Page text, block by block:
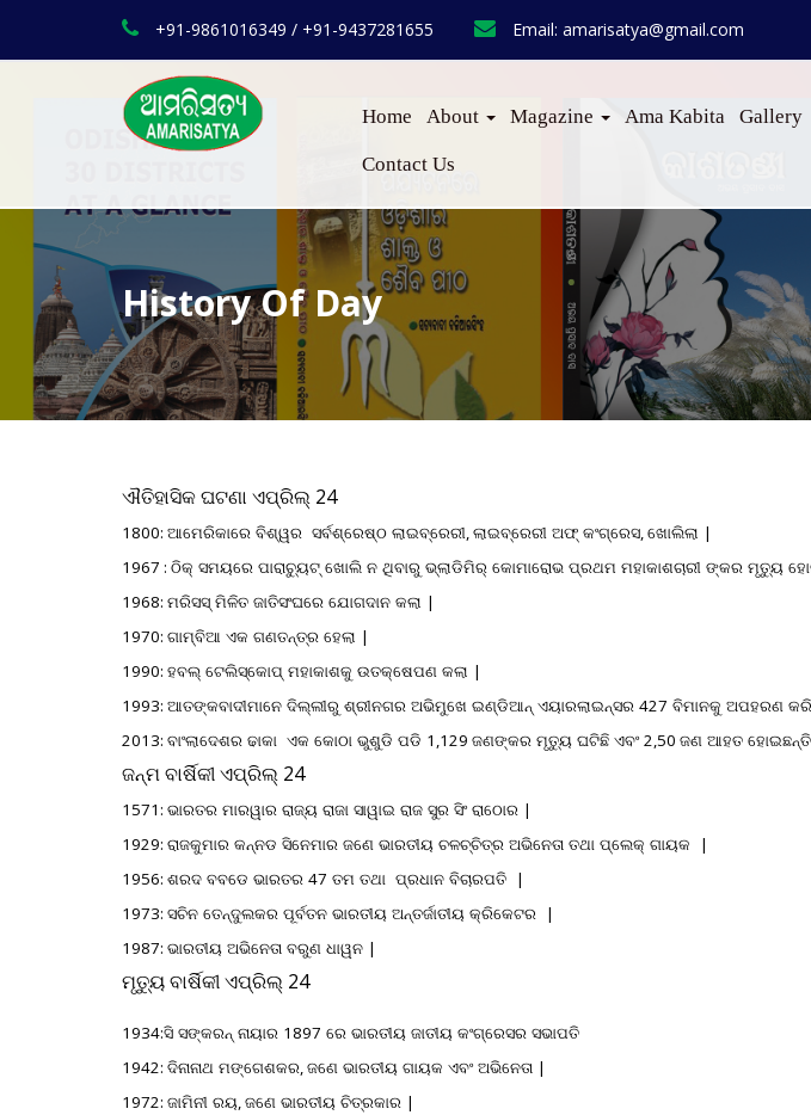
+91-9861016349 / +91-9437281655 Email: amarisatya@gmail.com
Home About Magazine Ama Kabita Gallery
Contact Us
History Of Day
ଐତିହାସିକଘଟଣା ଏପ୍ରିଲ୍ 24
1800: ଆମେରିକାରେ ବିଶ୍ୱର ସର୍ବଶ୍ରେଷ୍ଠ ଲାଇବ୍ରେରୀ,ଲାଇବ୍ରେରୀ ଅଫ୍ କଂଗ୍ରେସ,ଖୋଲିଲା |
1967 : ଠିକ୍ ସମୟରେ ପାରାଚ୍ୟୁଟ୍ ଖୋଲି ନ ଥିବାରୁ ଭ୍ଲାଡିମିର୍ କୋମାରୋଭ ପ୍ରଥମ ମହାକାଶଚାରୀ ଙ୍କର ମୃତ୍ୟୁ
1968: ମରିସସ୍ ମିଳିତ ଜାତିସଂଘରେ ଯୋଗଦାନ କଲା |
1970: ଗାମ୍ବିଆ ଏକ ଗଣତନ୍ତ୍ର ହେଲା |
1990: ହବଲ୍ ଟେଲିସ୍କୋପ୍ ମହାକାଶକୁ ଉତକ୍ଷେପଣ କଲା |
1993: ଆତଙ୍କବାଦୀମାନେ ଦିଲ୍ଲୀରୁ ଶ୍ରୀନଗର ଅଭିମୁଖେ ଇଣ୍ଡିଆନ୍ ଏୟାରଲାଇନ୍ସର 427 ବିମାନକୁ ଅପହରଣ
2013: ବାଂଲାଦେଶର ଢାକା ଏକ କୋଠା ଭୁଶୁଡି ପଡି 1,129 ଜଣଙ୍କର ମୃତ୍ୟୁ ଘଟିଛି ଏବଂ 2,50 ଜଣ ଆହତ ହୋଇଛନ୍ତି
ଜନ୍ମବାର୍ଷିକୀଏପ୍ରିଲ୍ 24
1571: ଭାରତର ମାରୱାର ରାଜ୍ୟ ରାଜା ସାୱାଇ ରାଜ ସୁର ସିଂ ରାଠୋର |
1929: ରାଜକୁମାର କନ୍ନଡ ସିନେମାର ଜଣେ ଭାରତୀୟ ଚଳଚ୍ଚିତ୍ର ଅଭିନେତା ତଥା ପ୍ଲେକ୍ ଗାୟକ
|
1956: ଶରଦ ବବଡେ ଭାରତର 47 ତମ ତଥା ପ୍ରଧାନ ବିଚାରପତି |
1973: ସଚିନ ତେନ୍ଦୁଲକର ପୂର୍ବତନ ଭାରତୀୟ ଅନ୍ତର୍ଜାତୀୟ କ୍ରିକେଟର |
1987: ଭାରତୀୟ ଅଭିନେତା ବରୁଣ ଧାୱନ |
ମୃତ୍ୟୁବାର୍ଷିକୀଏପ୍ରିଲ୍ 24
1934:ସି ସଙ୍କରନ୍ ନାୟାର 1897 ରେ ଭାରତୀୟ ଜାତୀୟ କଂଗ୍ରେସର ସଭାପତି
1942: ଦିନାନାଥ ମଙ୍ଗେଶକର,ଜଣେ ଭାରତୀୟ ଗାୟକ ଏବଂ ଅଭିନେତା |
1972: ଜାମିନୀ ରୟ,ଜଣେ ଭାରତୀୟ ଚିତ୍ରକାର |